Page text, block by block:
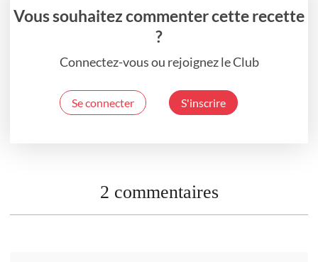
Vous souhaitez commenter cette recette
?
Connectez-vous ou rejoignez le Club
Se connecter S'inscrire
2 commentaires